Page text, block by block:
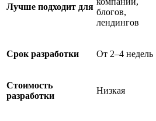
Лучше подходит для
блогов,
лендингов
Срок разработки От 2–4 недель
Стоимость
разработки
Низкая